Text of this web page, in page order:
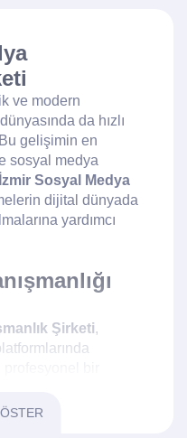
ve modern
da hızlı
gelişimin en
sosyal medya
İzmir Sosyal Medya
dijital dünyada
yardımcı
Şirketi,
ve